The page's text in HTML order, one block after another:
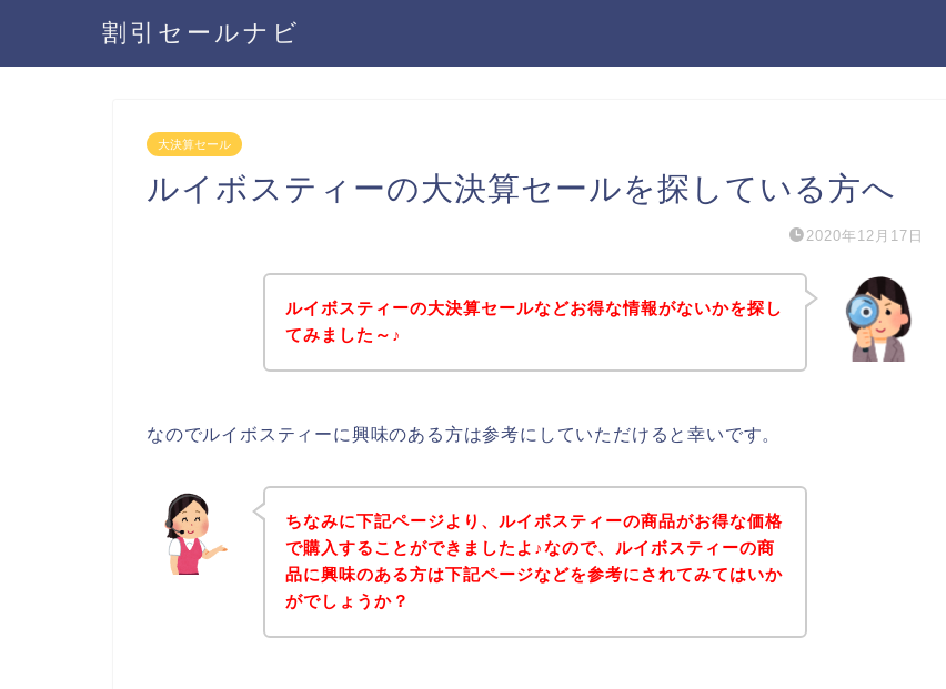
割引セールナビ
大決算セール
ルイボスティーの大決算セールを探している方へ
2020年12月17日
ルイボスティーの大決算セールなどお得な情報がないかを探し
てみました～♪
なのでルイボスティーに興味のある方は参考にしていただけると幸いです。
ちなみに下記ページより、ルイボスティーの商品がお得な価格
で購入することができましたよ♪なので、ルイボスティーの商
品に興味のある方は下記ページなどを参考にされてみてはいか
がでしょうか？